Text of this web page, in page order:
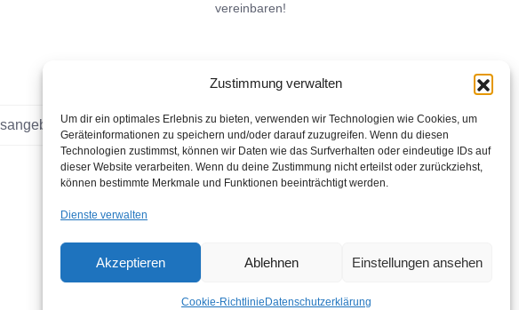
Zustimmung verwalten
Um dir ein optimales Erlebnis zu bieten, verwenden wir Technologien wie Cookies, um
Geräteinformationen zu speichern und/oder darauf zuzugreifen. Wenn du diesen
Technologien zustimmst, können wir Daten wie das Surfverhalten oder eindeutige IDs auf
dieser Website verarbeiten. Wenn du deine Zustimmung nicht erteilst oder zurückziehst,
können bestimmte Merkmale und Funktionen beeinträchtigt werden.
Dienste verwalten
Akzeptieren Ablehnen Einstellungen ansehen
Cookie-Richtlinie Datenschutzerklärung
vereinbaren!
einholen!